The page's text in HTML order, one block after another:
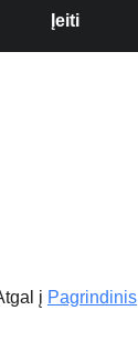
Įeiti
į Pagrindinis